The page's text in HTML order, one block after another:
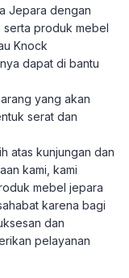
Jepara dengan
produk mebel
Knock
dapat di bantu
yang akan
serat dan
atas kunjungan dan
kami, kami
mebel jepara
karena bagi
dan
pelayanan